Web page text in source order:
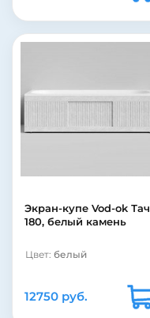
Экран-купе Vod-ok Тач
180, белый камень
Цвет: белый
12750 руб.